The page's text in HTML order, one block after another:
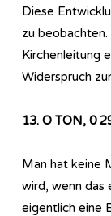
Diese
zu
Kirchenleitung
Widerspruch
13. O TON, 0
Man hat keine
wird, wenn das
eigentlich eine